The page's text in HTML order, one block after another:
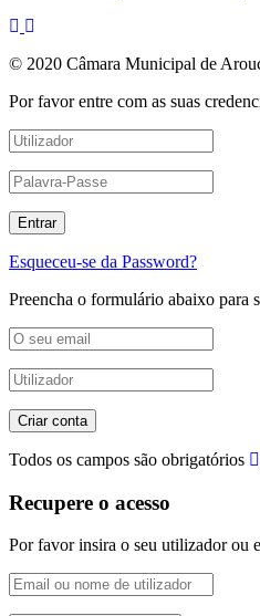
© 2020 Câmara Municipal de
Por favor entre com as suas
Esqueceu-se da Password?
Preencha o formulário abaixo para
Todos os campos são obrigatórios
Recupere o acesso
Por favor insira o seu utilizador ou